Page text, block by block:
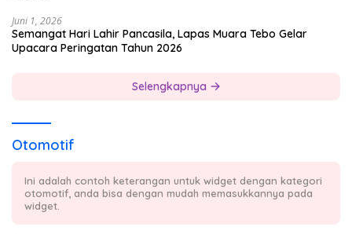
Juni 1, 2026
Semangat Hari Lahir Pancasila, Lapas Muara Tebo Gelar
Upacara Peringatan Tahun 2026
Selengkapnya
Otomotif
Ini adalah contoh keterangan untuk widget dengan kategori
otomotif, anda bisa dengan mudah memasukkannya pada
widget.